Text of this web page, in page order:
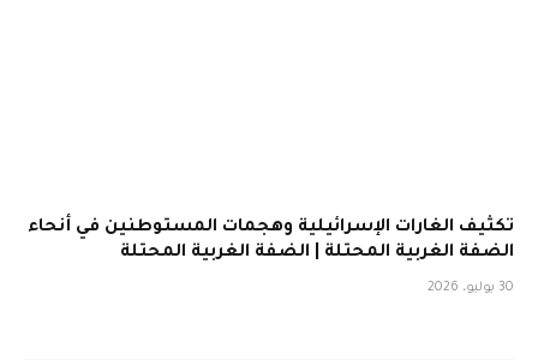
تكثيف الغارات الإسرائيلية وهجمات المستوطنين في أنحاء
الضفة الغربية المحتلة | الضفة الغربية المحتلة
30 يوليو، 2026